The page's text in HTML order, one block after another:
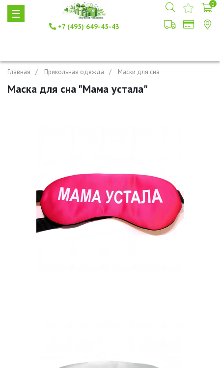
+7 (495) 649-45-43
0
Главная Прикольная одежда Маски для сна
Маска для сна "Мама устала"